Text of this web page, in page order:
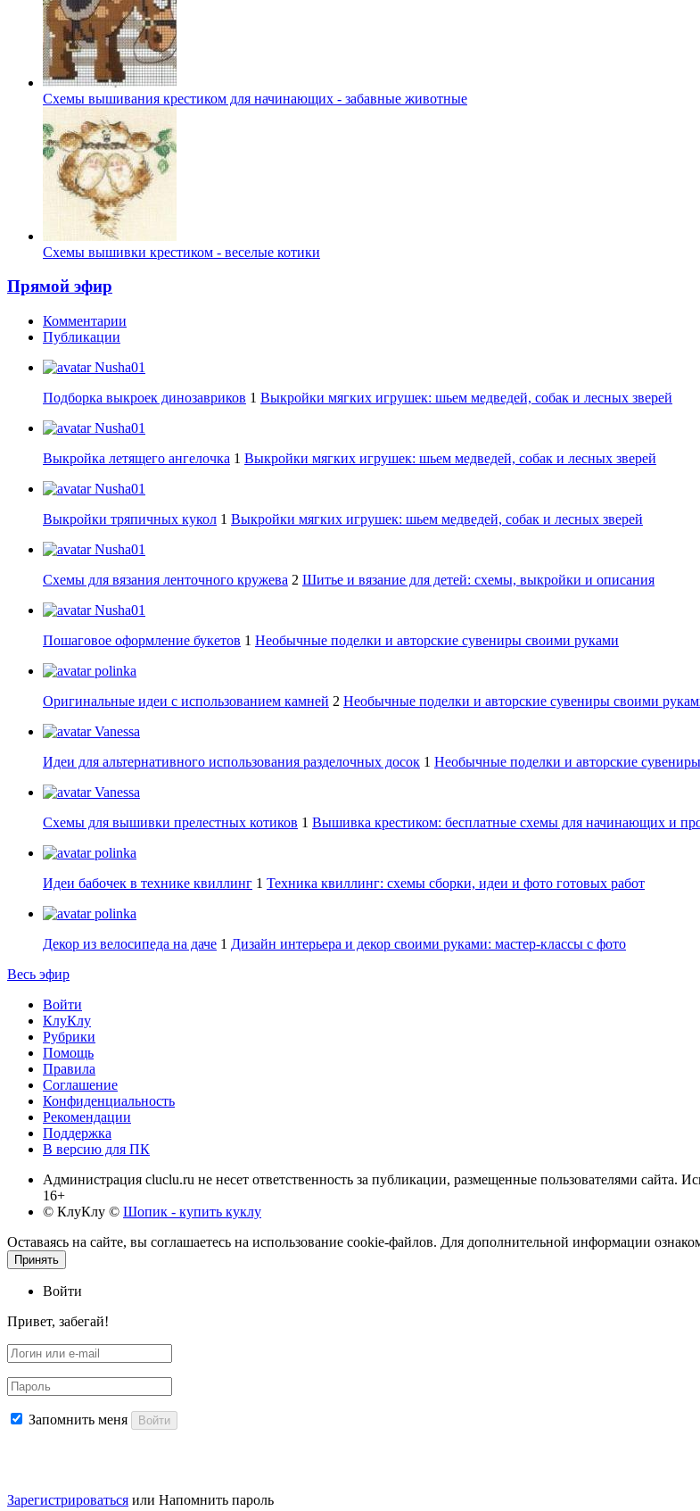
Схемы вышивания крестиком для начинающих - забавные животные
Схемы вышивки крестиком - веселые котики
Прямой эфир
Комментарии
Публикации
Nusha01
Подборка выкроек динозавриков 1 Выкройки мягких игрушек: шьем медведей, собак и лесных зверей
Nusha01
Выкройка летящего ангелочка 1 Выкройки мягких игрушек: шьем медведей, собак и лесных зверей
Nusha01
Выкройки тряпичных кукол 1 Выкройки мягких игрушек: шьем медведей, собак и лесных зверей
Nusha01
Схемы для вязания ленточного кружева 2 Шитье и вязание для детей: схемы, выкройки и описания
Nusha01
Пошаговое оформление букетов 1 Необычные поделки и авторские сувениры своими руками
polinka
Оригинальные идеи с использованием камней 2 Необычные поделки и авторские сувениры своими
Vanessa
Идеи для альтернативного использования разделочных досок 1 Необычные поделки и авторские
Vanessa
Схемы для вышивки прелестных котиков 1 Вышивка крестиком: бесплатные схемы для начинающих и
polinka
Идеи бабочек в технике квиллинг 1 Техника квиллинг: схемы сборки, идеи и фото готовых работ
polinka
Декор из велосипеда на даче 1 Дизайн интерьера и декор своими руками: мастер-классы с фото
Весь эфир
Войти
КлуКлу
Рубрики
Помощь
Правила
Соглашение
Конфиденциальность
Рекомендации
Поддержка
В версию для ПК
Администрация cluclu.ru не несет ответственность за публикации, размещенные пользователями сайта.
16+
© КлуКлу © Шопик - купить куклу
Оставаясь на сайте, вы соглашаетесь на использование cookie-файлов. Для дополнительной информации
Принять
Войти
Привет, забегай!
Запомнить меня Войти
Зарегистрироваться или Напомнить пароль